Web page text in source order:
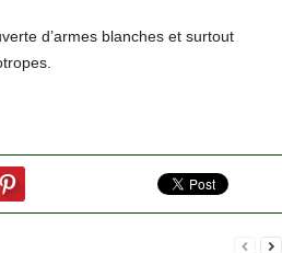
d’armes blanches et surtout